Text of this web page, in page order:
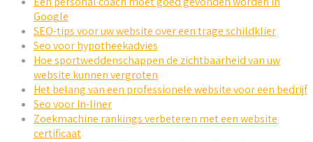
Google
SEO-tips voor uw website over een trage schildklier
Seo voor hypotheekadvies
Hoe sportweddenschappen de zichtbaarheid van uw
website kunnen vergroten
Het belang van een professionele website voor een bedrijf
Seo voor In-liner
Zoekmachine rankings verbeteren met een website
certificaat